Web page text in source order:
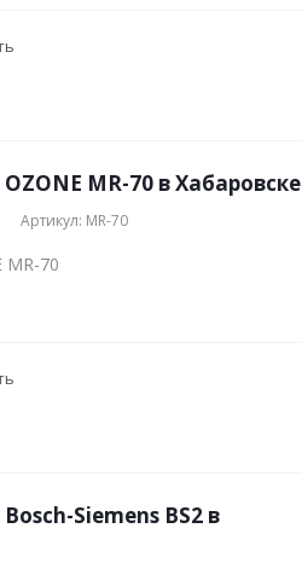
MR-70 в Хабаровске
Артикул: MR-70
70
Siemens BS2 в